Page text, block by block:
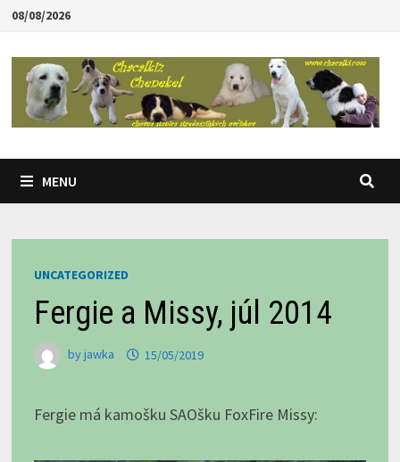
Skip
content
08/08/2026
MENU
UNCATEGORIZED
Fergie a Missy, júl 2014
byjawka 15/05/2019
Fergie má kamošku SAOšku FoxFire Missy: